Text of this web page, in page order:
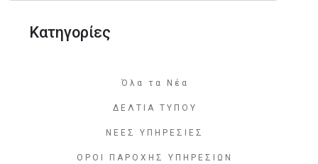
Κατηγορίες
Όλα τα Νέα
ΔΕΛΤΙΑ ΤΥΠΟΥ
ΝΕΕΣ ΥΠΗΡΕΣΙΕΣ
ΟΡΟΙ ΠΑΡΟΧΗΣ ΥΠΗΡΕΣΙΩΝ